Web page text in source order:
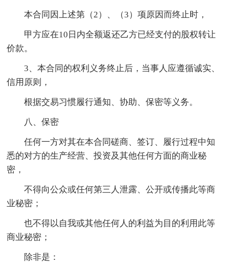
本合同因上述第（2）、（3）项原因而终止时，
甲方应在10日内全额返还乙方已经支付的股权转让
价款。
3、本合同的权利义务终止后，当事人应遵循诚实、
信用原则，
根据交易习惯履行通知、协助、保密等义务。
八、保密
任何一方对其在本合同磋商、签订、履行过程中知
悉的对方的生产经营、投资及其他任何方面的商业秘
密，
不得向公众或任何第三人泄露、公开或传播此等商
业秘密；
也不得以自我或其他任何人的利益为目的利用此等
商业秘密；
除非是：